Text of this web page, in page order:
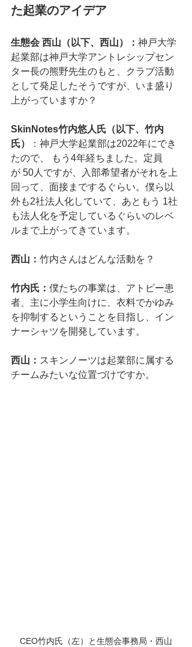
た起業のアイデア
生態会 西山（以下、西山）： 神戸大学
起業部は神戸大学アントレシップセン
ター長の熊野先生のもと、クラブ活動
として発足したそうですが、いま盛り
上がっていますか？
SkinNotes竹内悠人氏（以下、竹内
氏）
：神戸大学起業部は2022年にでき
たので、 もう4年経ちました。定員
が 50人ですが、入部希望者がそれを上
回って、面接までするぐらい。僕ら以
外も2社法人化していて、あともう 1社
も法人化を予定しているぐらいのレベ
ルまで上がってきています。
西山： 竹内さんはどんな活動を？
竹内氏： 僕たちの事業は、アトピー患
者、主に小学生向けに、衣料でかゆみ
を抑制するということを目指し、イン
ナーシャツを開発しています。
西山： スキンノーツは起業部に属する
チームみたいな位置づけですか。
CEO竹内氏（左）と生態会事務局・西山